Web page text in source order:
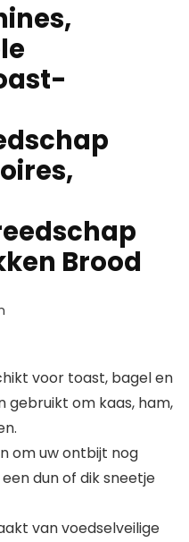
Brood
voor toast, bagel en
gebruikt om kaas, ham,
om uw ontbijt nog
dun of dik sneetje
van voedselveilige